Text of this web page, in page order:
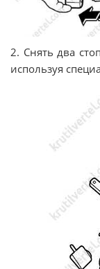
2. Снять два
используя